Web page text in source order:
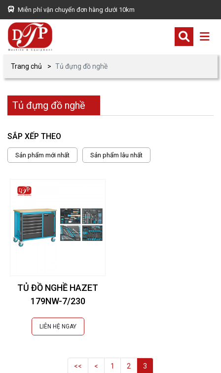
Miễn phí vận chuyển đơn hàng dưới 10km
Trang chủ Tủ đựng đồ nghề
Tủ đựng đồ nghề
SẮP XẾP THEO
Sản phẩm mới nhất Sản phẩm lâu nhất
TỦ ĐỒ NGHỀ HAZET
179NW-7/230
LIÊN HỆ NGAY
<< < 1 2 3